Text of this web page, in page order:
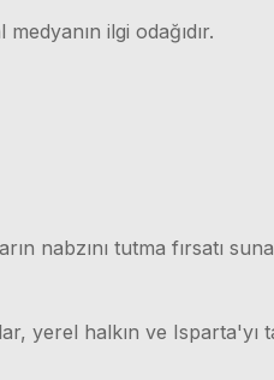
ilgi odağıdır.
nabzını tutma fırsatı
yerel halkın ve Isparta'yı